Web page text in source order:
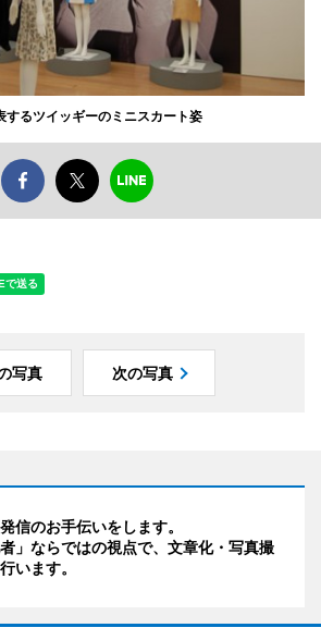
するツイッギーのミニスカート姿
写真 次の写真
信のお手伝いをします。
者」ならではの視点で、文章化・写真撮
います。